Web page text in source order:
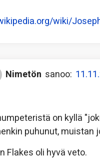
wiki/
Nimetön sanoo:
on kyllä
puhunut, muistan
Flakes oli hyvä veto.